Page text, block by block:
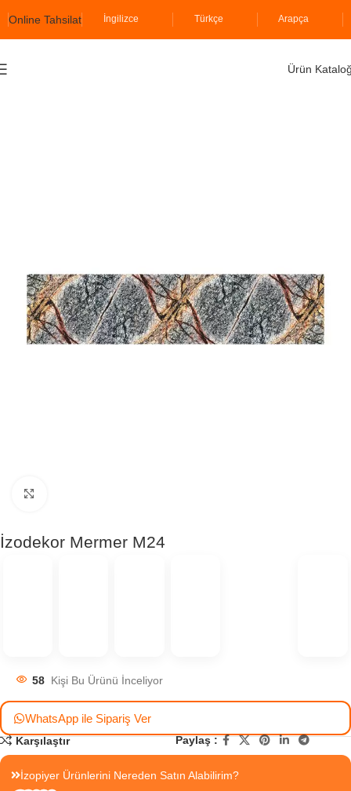
Online Tahsilat İngilizce Türkçe Arapça
Ürün
İzodekor Mermer M24
58 Kişi Bu Ürünü İnceliyor
WhatsApp ile Sipariş Ver
Karşılaştır Paylaş :
İzopiyer Ürünlerini Nereden Satın Alabilirim?